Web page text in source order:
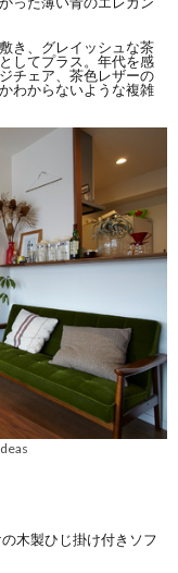
き、グレイッシュな茶
してプラス。年代を感
チェア、茶色レザーの
わからないような複雑
木製ひじ掛け付きソフ